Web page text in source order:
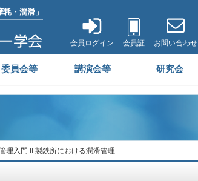
・潤滑」
会員ログイン 会員証 お問い合わせ
員会等 講演会等 研究会
理入門 II 製鉄所における潤滑管理